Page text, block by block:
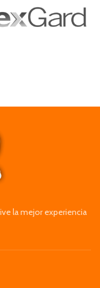
la mejor experiencia